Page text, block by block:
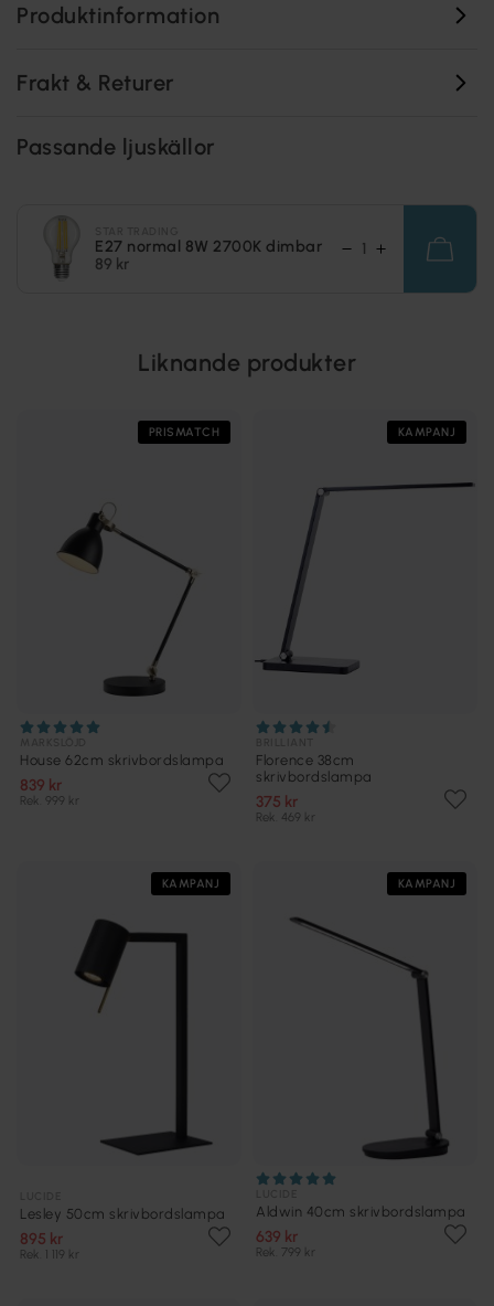
Produktinformation
Frakt & Returer
Passande ljuskällor
E27 normal 8W 2700K dimbar
89 kr
Liknande produkter
PRISMATCH
House 62cm skrivbordslampa
839 kr
Rek. 999 kr
KAMPANJ
Florence 38cm
skrivbordslampa
375 kr
Rek. 469 kr
KAMPANJ
Lesley 50cm skrivbordslampa
895 kr
Rek. 1 119 kr
KAMPANJ
Aldwin 40cm skrivbordslampa
639 kr
Rek. 799 kr